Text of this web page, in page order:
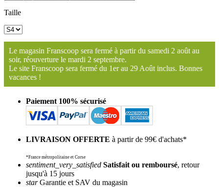
Taille
Le magasin Franscoop sera fermé à partir du samedi 2 août au
soir, réouverture le mardi 2 septembre.
Le site Franscoop sera fermé du 1er au 29 Août inclus. Bonnes
vacances !
Paiement 100% sécurisé
LIVRAISON OFFERTE à partir de 99€ d'achats*
*France métropolitaine et Corse
sentiment_very_satisfied Satisfait ou remboursé, retour
jusqu'à 15 jours
starGarantie et SAV du magasin